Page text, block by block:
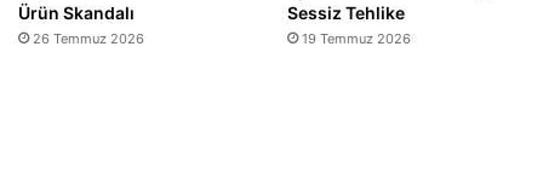
Ürün Skandalı
26 Temmuz 2026
Sessiz Tehlike
19 Temmuz 2026